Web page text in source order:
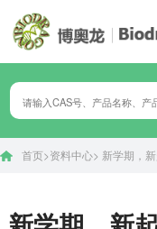
首页>资料中心> 新学期，